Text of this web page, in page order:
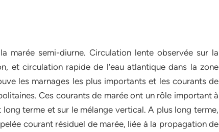
marée semi-diurne. Circulation lente observée sur la
et circulation rapide de l’eau atlantique dans la zone
les marnages les plus importants et les courants de
Ces courants de marée ont un rôle important à
terme et sur le mélange vertical. A plus long terme,
courant résiduel de marée, liée à la propagation de